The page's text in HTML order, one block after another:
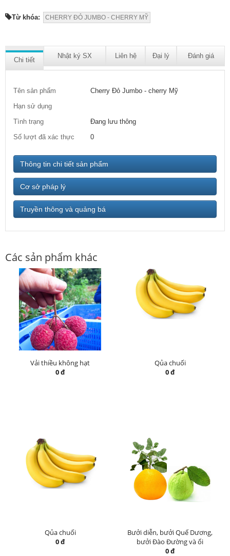
Từ khóa: CHERRY ĐỎ JUMBO - CHERRY MỸ
Chi tiết
Nhật ký SX Liên hệ Đại lý Đánh giá
Tên sản phẩm
Cherry Đỏ Jumbo - cherry Mỹ
Hạn sử dụng
Tình trạng
Đang lưu thông
Số lượt đã xác thực
0
Thông tin chi tiết sản phẩm
Cơ sở pháp lý
Truyền thông và quảng bá
Các sản phẩm khác
Vải thiều không hạt
0 đ
Qủa chuối
0 đ
Qủa chuối
0 đ
Bưởi diễn, bưởi Quế Dương,
bưởi Đào Đường và ổi
0 đ